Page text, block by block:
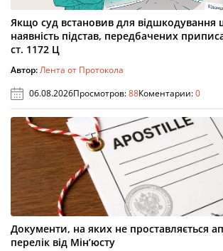
Якщо суд встановив для відшкодування
наявність підстав, передбачених
ст. 1172 Ц
Автор:Лента от Протокола
06.08.2026Просмотров:88Коментарии:0
Документи, на яких не проставляється
перелік від Мін’юсту